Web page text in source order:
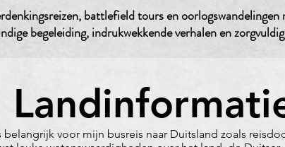
battlefield tours en
begeleiding, indrukwekkende verhalen en
belangrijk voor mijn busreis naar Duitsland zoals